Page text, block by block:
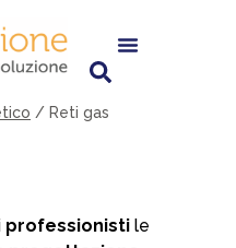
/ Reti gas
professionisti le